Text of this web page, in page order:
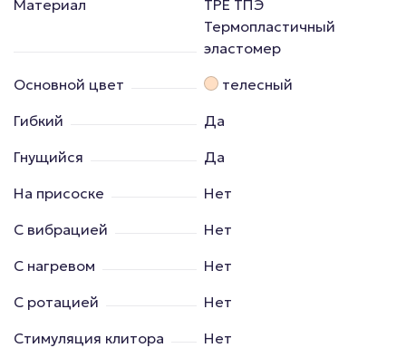
Материал
TPE ТПЭ
Термопластичный
эластомер
Основной цвет
телесный
Гибкий
Да
Гнущийся
Да
На присоске
Нет
С вибрацией
Нет
С нагревом
Нет
С ротацией
Нет
Стимуляция клитора
Нет